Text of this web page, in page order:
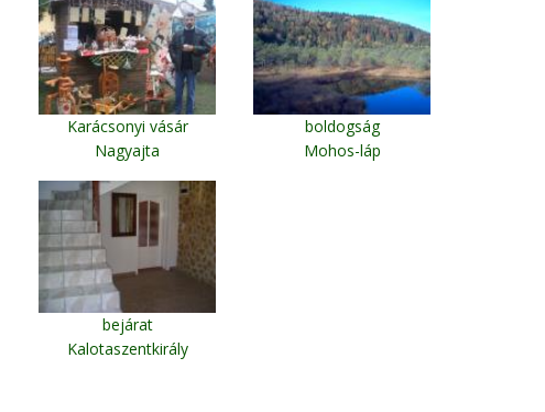
Karácsonyi vásár
Nagyajta
boldogság
Mohos-láp
bejárat
Kalotaszentkirály